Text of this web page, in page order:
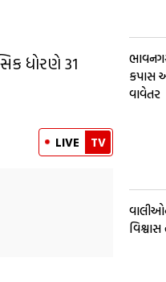
ધોરણે 31
LIVE TV
કપાસ
વાવેતર